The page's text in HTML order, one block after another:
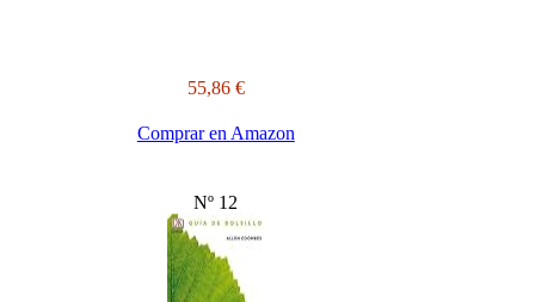
55,86 €
Comprar en Amazon
Nº 12